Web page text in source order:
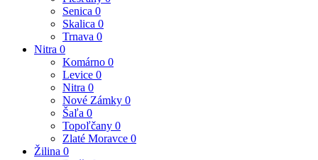
Senica 0
Skalica 0
Trnava 0
Nitra 0
Komárno 0
Levice 0
Nitra 0
Nové Zámky 0
Šaľa 0
Topoľčany 0
Zlaté Moravce 0
Žilina 0